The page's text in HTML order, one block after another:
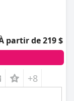
répondre aux
était
partir de 219 $
+8